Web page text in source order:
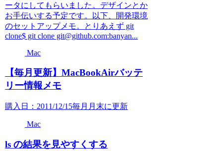
ータにしてもらいました。デザインとか
お手伝いする予定です。以下、開発環境
のセットアップメモ。とりあえず git
clone$ git clone git@github.com:banyan...
Mac
【毎月更新】MacBookAirバッテ
リー情報メモ
購入日：2011/12/15毎月月末に更新
Mac
ls の結果を見やすくする